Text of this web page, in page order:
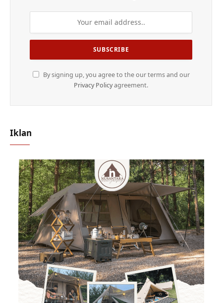
By signing up, you agree to the our terms and our
Privacy Policyagreement.
Iklan